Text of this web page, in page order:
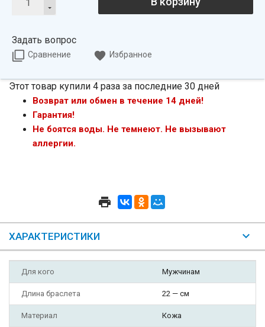
Задать вопрос
Сравнение Избранное
Этот товар купили 4 раза за последние 30 дней
Возврат или обмен в течение 14 дней!
Гарантия!
Не боятся воды. Не темнеют. Не вызывают
аллергии.
ХАРАКТЕРИСТИКИ
Для кого Мужчинам
Длина браслета 22 — см
Материал Кожа